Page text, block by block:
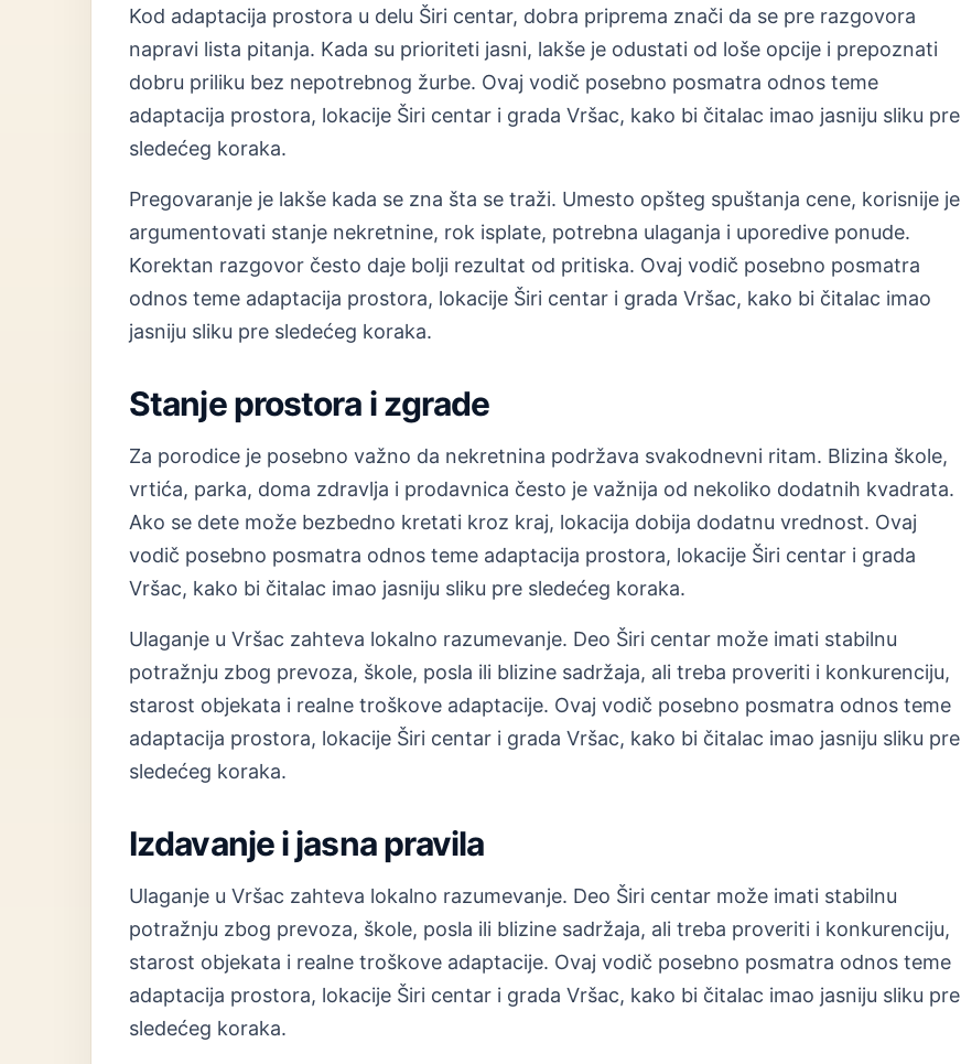
Kod adaptacija prostora u delu Širi centar, dobra priprema znači da se pre razgovora
napravi lista pitanja. Kada su prioriteti jasni, lakše je odustati od loše opcije i prepoznati
dobru priliku bez nepotrebnog žurbe. Ovaj vodič posebno posmatra odnos teme
adaptacija prostora, lokacije Širi centar i grada Vršac, kako bi čitalac imao jasniju sliku pre
sledećeg koraka.
Pregovaranje je lakše kada se zna šta se traži. Umesto opšteg spuštanja cene, korisnije je
argumentovati stanje nekretnine, rok isplate, potrebna ulaganja i uporedive ponude.
Korektan razgovor često daje bolji rezultat od pritiska. Ovaj vodič posebno posmatra
odnos teme adaptacija prostora, lokacije Širi centar i grada Vršac, kako bi čitalac imao
jasniju sliku pre sledećeg koraka.
Stanje prostora i zgrade
Za porodice je posebno važno da nekretnina podržava svakodnevni ritam. Blizina škole,
vrtića, parka, doma zdravlja i prodavnica često je važnija od nekoliko dodatnih kvadrata.
Ako se dete može bezbedno kretati kroz kraj, lokacija dobija dodatnu vrednost. Ovaj
vodič posebno posmatra odnos teme adaptacija prostora, lokacije Širi centar i grada
Vršac, kako bi čitalac imao jasniju sliku pre sledećeg koraka.
Ulaganje u Vršac zahteva lokalno razumevanje. Deo Širi centar može imati stabilnu
potražnju zbog prevoza, škole, posla ili blizine sadržaja, ali treba proveriti i konkurenciju,
starost objekata i realne troškove adaptacije. Ovaj vodič posebno posmatra odnos teme
adaptacija prostora, lokacije Širi centar i grada Vršac, kako bi čitalac imao jasniju sliku pre
sledećeg koraka.
Izdavanje i jasna pravila
Ulaganje u Vršac zahteva lokalno razumevanje. Deo Širi centar može imati stabilnu
potražnju zbog prevoza, škole, posla ili blizine sadržaja, ali treba proveriti i konkurenciju,
starost objekata i realne troškove adaptacije. Ovaj vodič posebno posmatra odnos teme
adaptacija prostora, lokacije Širi centar i grada Vršac, kako bi čitalac imao jasniju sliku pre
sledećeg koraka.